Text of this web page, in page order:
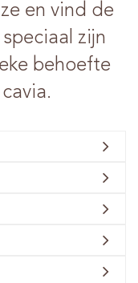
en vind de
zijn
behoefte